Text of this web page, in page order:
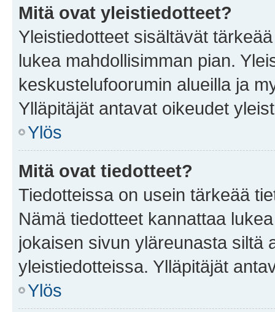
Mitä ovat yleistiedotteet?
Yleistiedotteet sisältävät
lukea mahdollisimman pian.
keskustelufoorumin alueilla ja
Ylläpitäjät antavat oikeudet
Ylös
Mitä ovat tiedotteet?
Tiedotteissa on usein tärkeää
Nämä tiedotteet kannattaa
jokaisen sivun yläreunasta siltä
yleistiedotteissa. Ylläpitäjät
Ylös